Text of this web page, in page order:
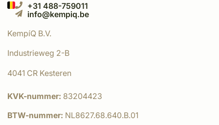
+31 488-759011
info@kempiq.be
KempíQ B.V.
Industrieweg 2-B
4041 CR Kesteren
KVK-nummer: 83204423
BTW-nummer: NL8627.68.640.B.01